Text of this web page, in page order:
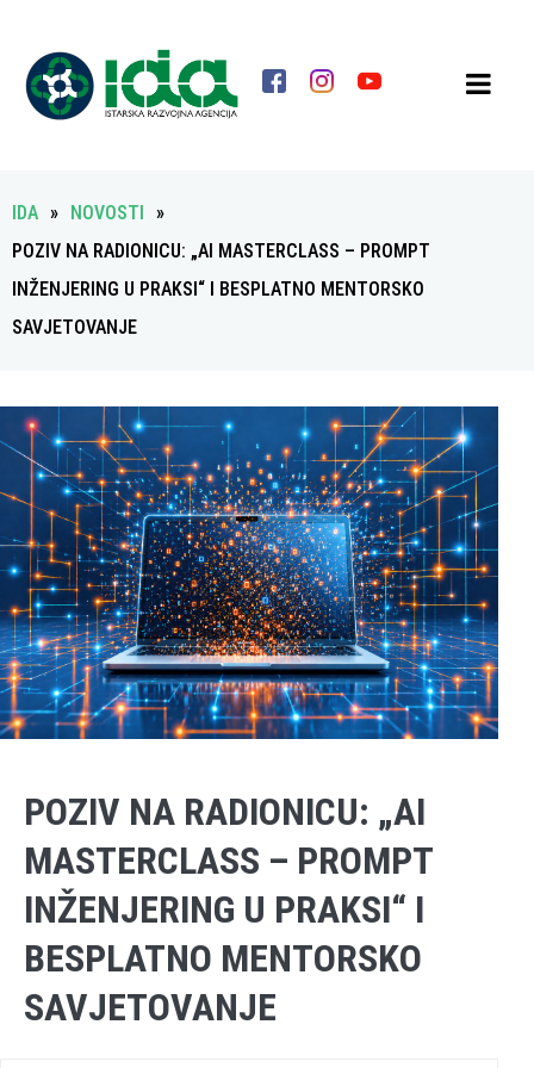
IDA » NOVOSTI
»
POZIV NA RADIONICU: „AI MASTERCLASS – PROMPT
INŽENJERING U PRAKSI“ I BESPLATNO MENTORSKO
SAVJETOVANJE
POZIV NA RADIONICU: „AI
MASTERCLASS – PROMPT
INŽENJERING U PRAKSI“ I
BESPLATNO MENTORSKO
SAVJETOVANJE